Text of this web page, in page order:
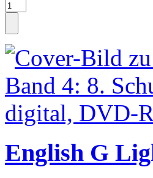
English G